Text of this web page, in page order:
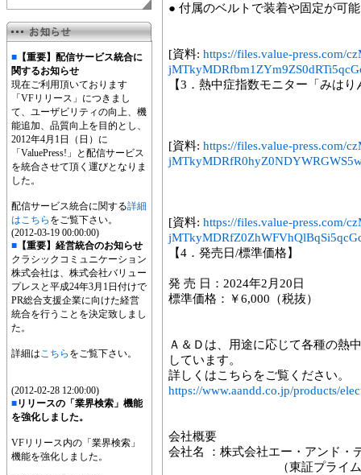
■ 【重要】配信サービス統合に
関するお知らせ
現在ご利用頂いております
「VFリリース」につきまし
て、ユーザビリティの向上、機
能追加、品質向上を目的とし、
2012年4月1日（日）に
「ValuePress!」と配信サービス
を統合させて頂く運びとなりま
した。
配信サービス統合に関する詳細
はこちら をご覧下さい。
(2012-03-19 00:00:00)
■ 【重要】経営統合のお知らせ
クラシックコミュニケーション
株式会社は、株式会社バリュー
プレスと平成24年3月1日付けで
PR総合支援企業に向けた経営
統合を行うことを決定致しまし
た。
詳細はこちら をご覧下さい。
(2012-02-28 12:00:00)
■リリースの「業界検索」機能
を強化しました。
VFリリース内の「業界検索」
機能を強化しました。
● 付属のベルトで装着や固定が可能
[資料: https://files.value-press.com/
【3．熱中症指数モニター「みは
[資料: https://files.value-press.com/
[資料: https://files.value-press.com/
【4．発売日/標準価格】
発 売 日：2024年2月20日
標準価格：￥6,000（税抜）
Ａ＆Ｄは、用途に応じて各種の熱
しています。
詳しくはこちらをご覧ください。
https://www.aandd.co.jp/products/
会社概要
会社名 ：株式会社エー・アンド・
（東証プライム市